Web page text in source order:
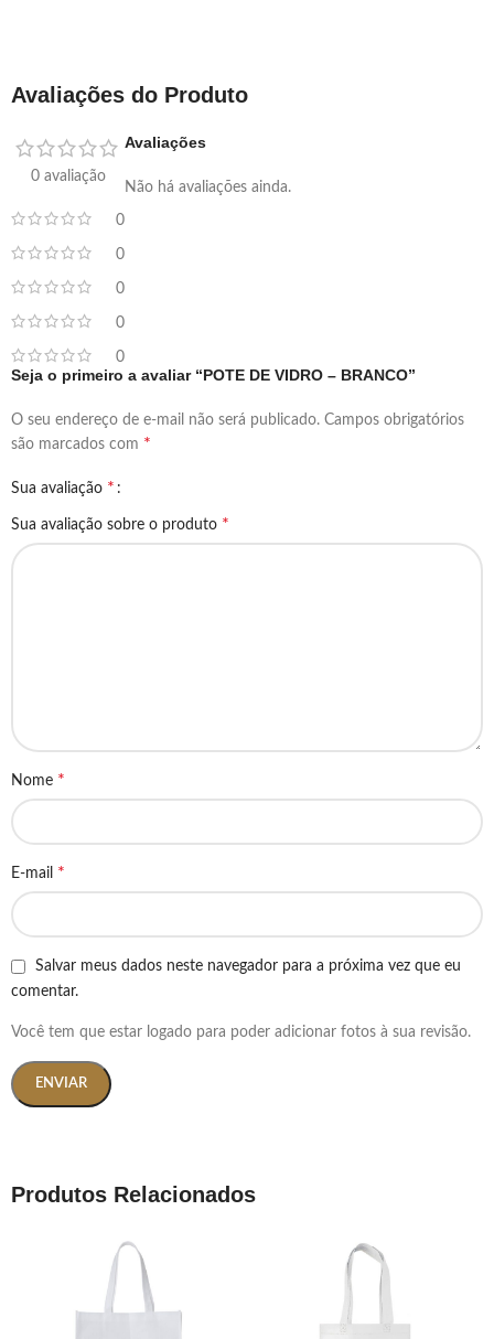
Avaliações do Produto
0 avaliação
0
0
0
0
0
Avaliações
Não há avaliações ainda.
Seja o primeiro a avaliar “POTE DE VIDRO – BRANCO”
O seu endereço de e-mail não será publicado. Campos obrigatórios
são marcados com *
Sua avaliação *
Sua avaliação sobre o produto *
Nome *
E-mail *
Salvar meus dados neste navegador para a próxima vez que eu
comentar.
Você tem que estar logado para poder adicionar fotos à sua revisão.
Produtos Relacionados